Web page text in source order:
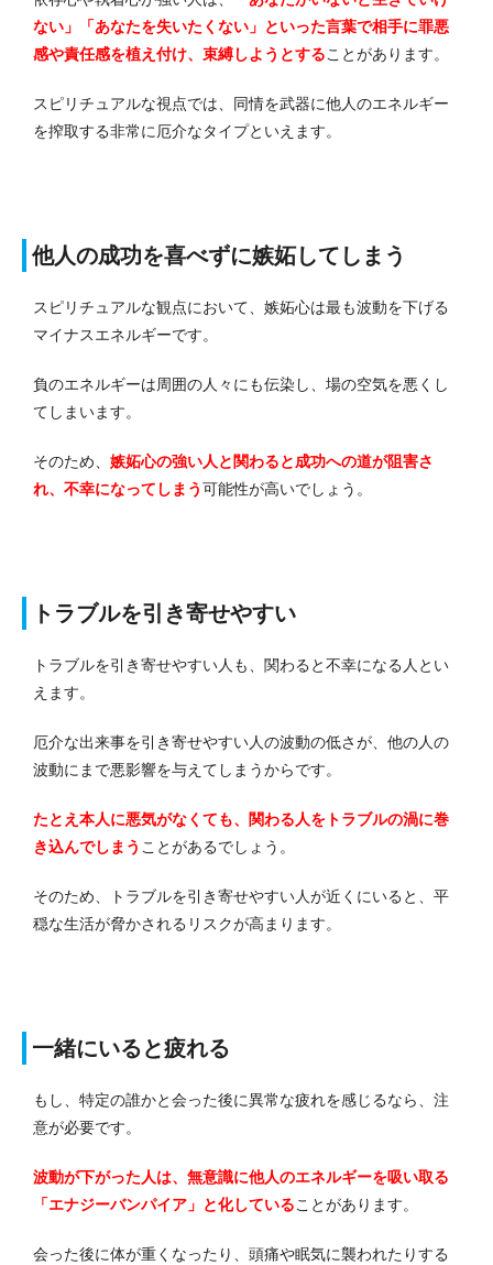
ない」「あなたを失いたくない」といった言葉で相手に罪悪
感や責任感を植え付け、束縛しようとすることがあります。
スピリチュアルな視点では、同情を武器に他人のエネルギー
を搾取する非常に厄介なタイプといえます。
他人の成功を喜べずに嫉妬してしまう
スピリチュアルな観点において、嫉妬心は最も波動を下げる
マイナスエネルギーです。
負のエネルギーは周囲の人々にも伝染し、場の空気を悪くし
てしまいます。
そのため、 嫉妬心の強い人と関わると成功への道が阻害さ
れ、不幸になってしまう可能性が高いでしょう。
トラブルを引き寄せやすい
トラブルを引き寄せやすい人も、関わると不幸になる人とい
えます。
厄介な出来事を引き寄せやすい人の波動の低さが、他の人の
波動にまで悪影響を与えてしまうからです。
たとえ本人に悪気がなくても、関わる人をトラブルの渦に巻
き込んでしまう ことがあるでしょう。
そのため、トラブルを引き寄せやすい人が近くにいると、平
穏な生活が脅かされるリスクが高まります。
一緒にいると疲れる
もし、特定の誰かと会った後に異常な疲れを感じるなら、注
意が必要です。
波動が下がった人は、無意識に他人のエネルギーを吸い取る
「エナジーバンパイア」と化していることがあります。
会った後に体が重くなったり、頭痛や眠気に襲われたりする